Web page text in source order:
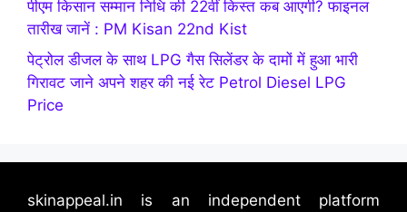
पीएम किसान सम्मान निधि की 22वीं किस्त कब आएगी? फाइनल
तारीख जानें : PM Kisan 22nd Kist
पेट्रोल डीजल के साथ LPG गैस सिलेंडर के दामों में हुआ भारी
गिरावट जाने अपने शहर की नई रेट Petrol Diesel LPG
Price
skinappeal.in is an independent platform